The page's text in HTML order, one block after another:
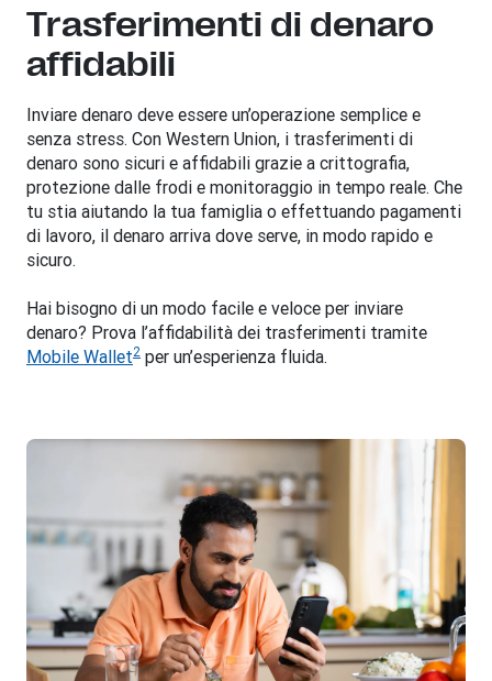
Trasferimenti di denaro
affidabili
Inviare denaro deve essere un’operazione semplice e
senza stress. Con Western Union, i trasferimenti di
denaro sono sicuri e affidabili grazie a crittografia,
protezione dalle frodi e monitoraggio in tempo reale. Che
tu stia aiutando la tua famiglia o effettuando pagamenti
di lavoro, il denaro arriva dove serve, in modo rapido e
sicuro.
Hai bisogno di un modo facile e veloce per inviare
denaro? Prova l’affidabilità dei trasferimenti tramite
Mobile Wallet2 per un’esperienza fluida.